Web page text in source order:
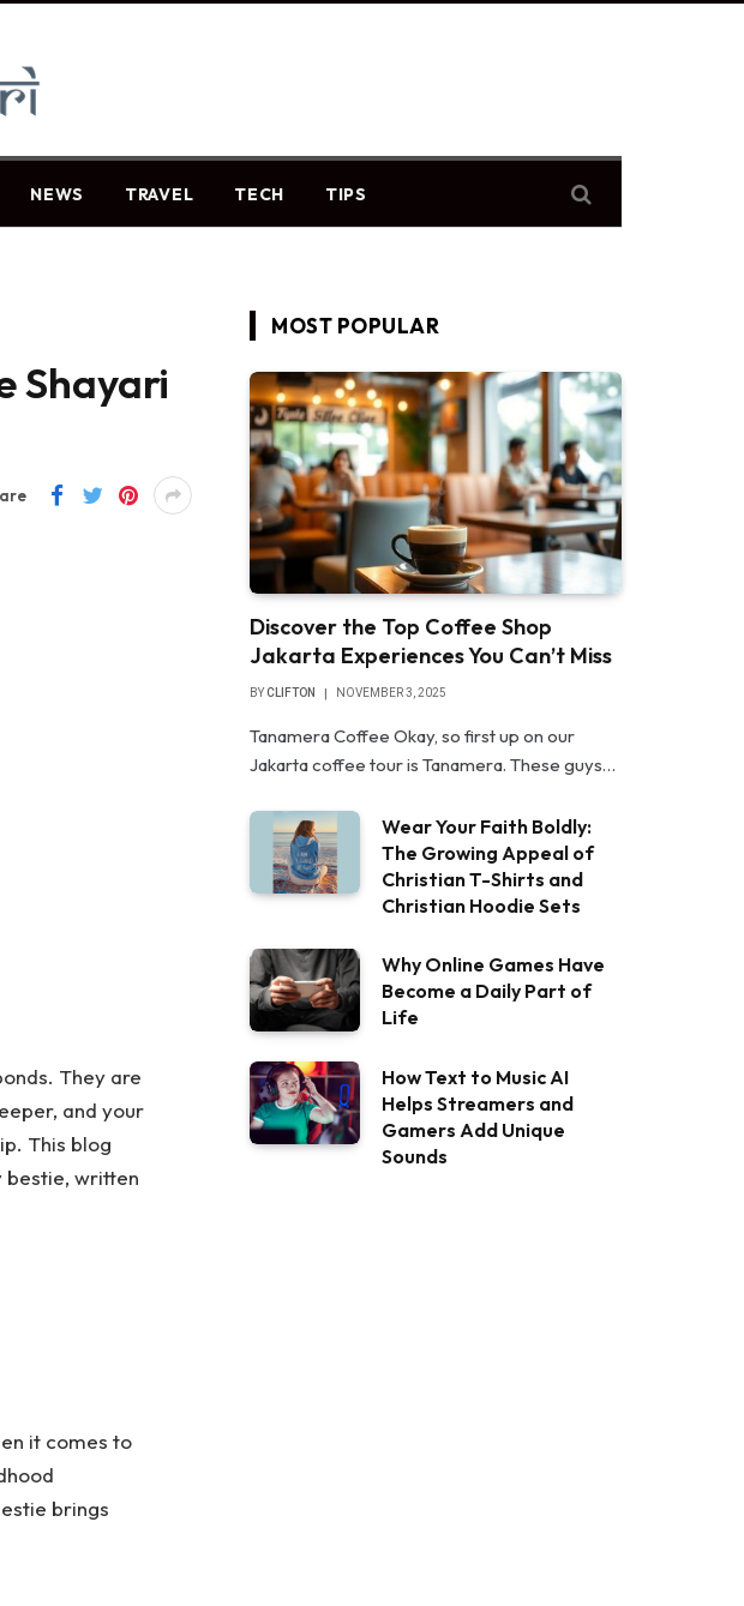
NEWS TRAVEL TECH TIPS
Shayari
They are
and your
This blog
written
it comes to
brings
MOST POPULAR
Discover the Top Coffee Shop
Jakarta Experiences You Can’t Miss
BYCLIFTON NOVEMBER 3, 2025
Tanamera Coffee Okay, so first up on our
Jakarta coffee tour is Tanamera. These guys…
Wear Your Faith Boldly:
The Growing Appeal of
Christian T-Shirts and
Christian Hoodie Sets
Why Online Games Have
Become a Daily Part of
Life
How Text to Music AI
Helps Streamers and
Gamers Add Unique
Sounds